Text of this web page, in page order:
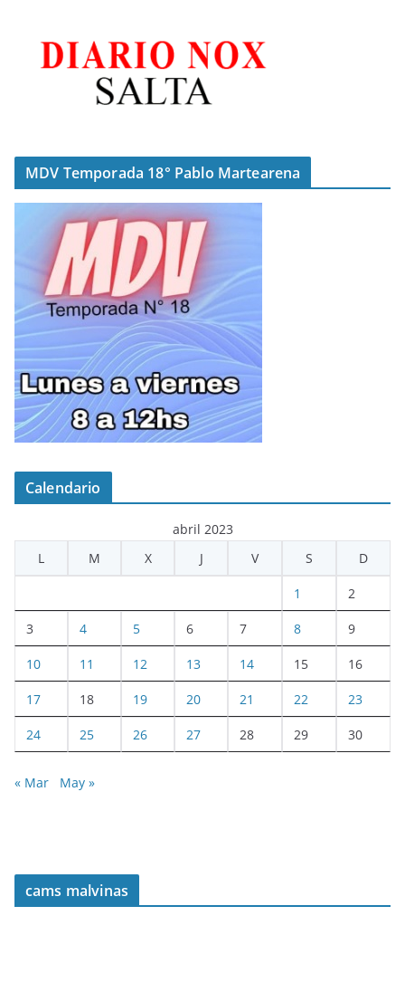
MDV Temporada 18° Pablo Martearena
Calendario
abril 2023
L
M X J V S D
1 2
3 4 5 6 7 8 9
10 11 12 13 14 15 16
17 18 19 20 21 22 23
24 25 26 27 28 29 30
« Mar May »
cams malvinas